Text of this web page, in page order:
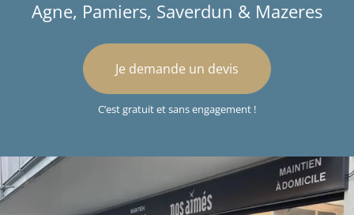
Agne, Pamiers, Saverdun & Mazeres
Je demande un devis
C’est gratuit et sans engagement !